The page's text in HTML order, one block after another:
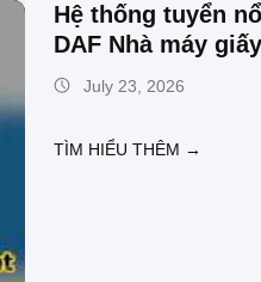
Hệ thống tuyển
DAF Nhà máy
150 m3 / h Đơn vị
July 23, 2026
TÌM HIỂU THÊM →